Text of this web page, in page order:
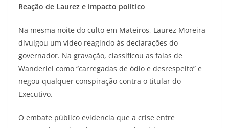
Reação de Laurez e impacto político
Na mesma noite do culto em Mateiros, Laurez Moreira
divulgou um vídeo reagindo às declarações do
governador. Na gravação, classificou as falas de
Wanderlei como “carregadas de ódio e desrespeito” e
negou qualquer conspiração contra o titular do
Executivo.
O embate público evidencia que a crise entre